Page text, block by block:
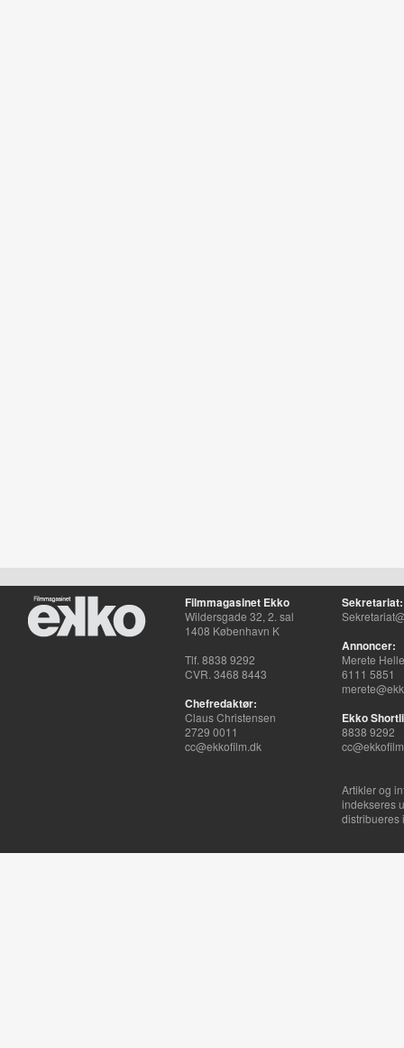
Filmmagasinet Ekko
Wildersgade 32, 2. sal
1408 København K
Tlf. 8838 9292
CVR. 3468 8443
Chefredaktør:
Claus Christensen
2729 0011
cc@ekkofilm.dk
Sekretariat:
Annoncer:
Merete
6111 5851
Ekko
8838 9292
Artikler og
indekseres
distribueres